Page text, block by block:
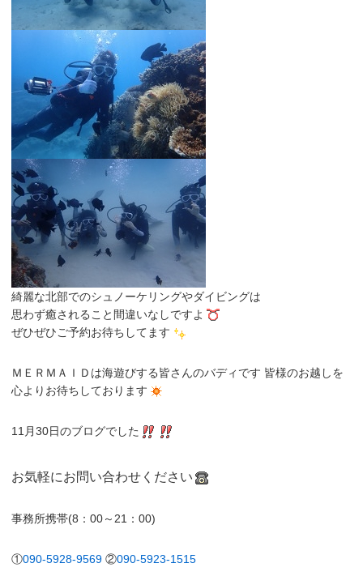
綺麗な北部でのシュノーケリングやダイビングは
思わず癒されること間違いなしですよ
ぜひぜひご予約お待ちしてます
ＭＥＲＭＡＩＤは海遊びする皆さんのバディです 皆様のお越しを
心よりお待ちしております
11月30日のブログでした
お気軽にお問い合わせください
事務所携帯(8：00～21：00)
①090-5928-9569 ②090-5923-1515